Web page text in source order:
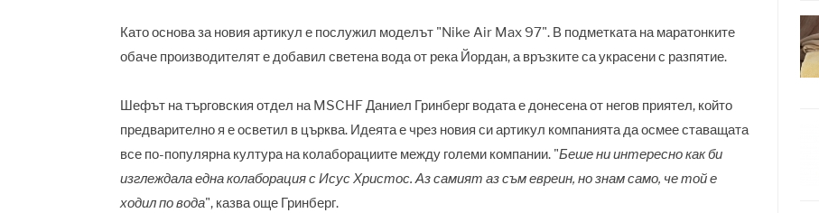
Като основа за новия артикул е послужил моделът "Nike Air Max 97". В подметката на маратонките
обаче производителят е добавил светена вода от река Йордан, а връзките са украсени с разпятие.
Шефът на търговския отдел на MSCHF Даниел Гринберг водата е донесена от негов приятел, който
предварително я е осветил в църква. Идеята е чрез новия си артикул компанията да осмее ставащата
все по-популярна култура на колаборациите между големи компании. "Беше ни интересно как би
изглеждала една колаборация с Исус Христос. Аз самият аз съм евреин, но знам само, че той е
ходил по вода", казва още Гринберг.